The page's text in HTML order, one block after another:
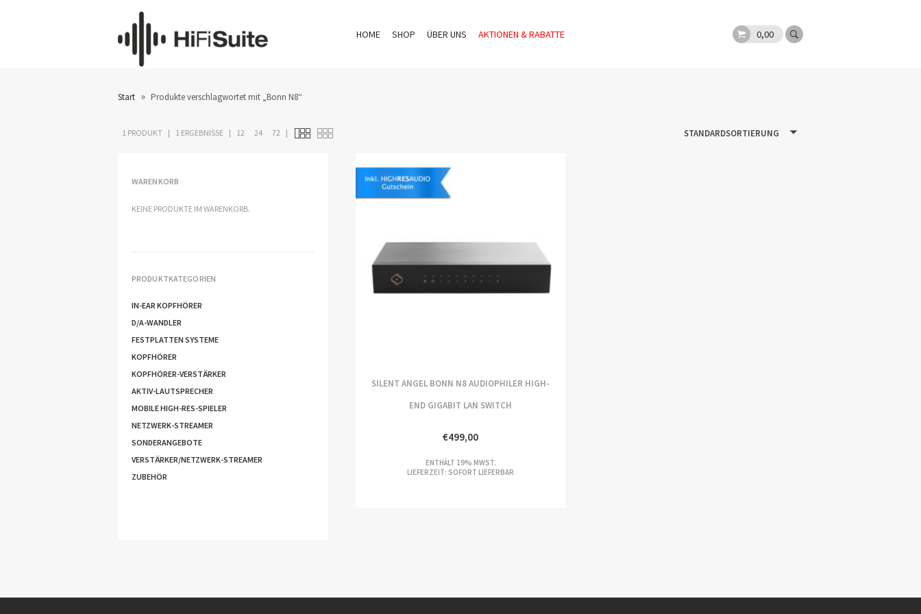
HOME SHOP ÜBER UNS AKTIONEN & RABATTE 0,00
Start » Produkte verschlagwortet mit „Bonn N8“
1 PRODUKT 1 ERGEBNISSE 12 24 72 STANDARDSORTIERUNG
SILENT ANGEL BONN N8 AUDIOPHILER HIGH-
END GIGABIT LAN SWITCH
€499,00
ENTHÄLT 19% MWST.
LIEFERZEIT: SOFORT LIEFERBAR
WARENKORB
KEINE PRODUKTE IM WARENKORB.
PRODUKTKATEGORIEN
IN-EAR KOPFHÖRER
D/A-WANDLER
FESTPLATTEN SYSTEME
KOPFHÖRER
KOPFHÖRER-VERSTÄRKER
AKTIV-LAUTSPRECHER
MOBILE HIGH-RES-SPIELER
NETZWERK-STREAMER
SONDERANGEBOTE
VERSTÄRKER/NETZWERK-STREAMER
ZUBEHÖR